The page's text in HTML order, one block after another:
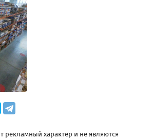
рекламный характер и не являются